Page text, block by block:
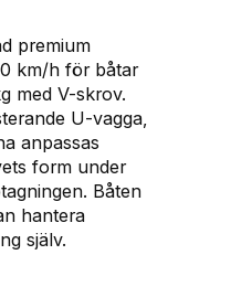
premium
km/h för båtar
med V-skrov.
U-vagga,
anpassas
form under
Båten
hantera
själv.